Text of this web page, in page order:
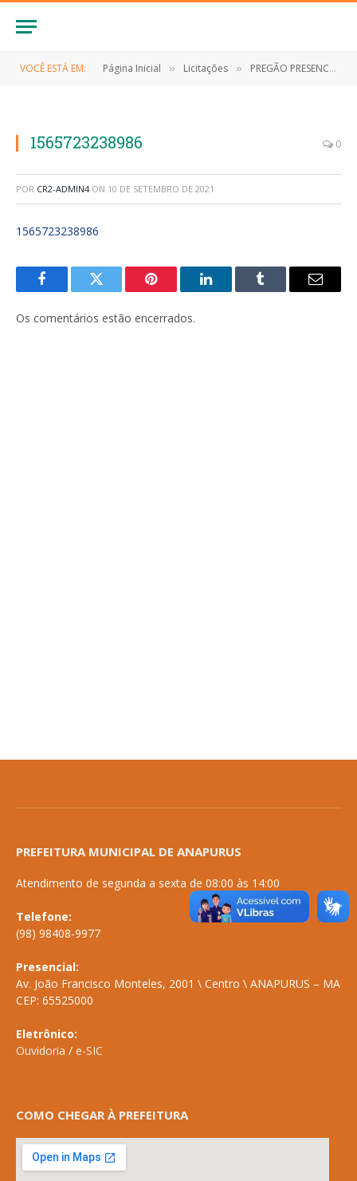
VOCÊ ESTÁ EM: Página Inicial » Licitações » PREGÃO PRESENCIAL Nº 012/2019 (EVENTUAL CONTRATAÇÃO DE EMPRESA ESPECIALIZADA NA MANUTENÇÃO DE SISTEMAS DE ABASTECIMENTO DE AGUA NO MUNICÍPIO DE ANAPURUS/MA)
1565723238986 0
POR CR2-ADMIN4 ON 10 DE SETEMBRO DE 2021
1565723238986
FacebookTwitter Pinterest LinkedInTumblr
E-
Os comentários estão encerrados.
PREFEITURA MUNICIPAL DE ANAPURUS
Atendimento de segunda a sexta de 08:00 às 14:00
Telefone:
(98) 98408-9977
Presencial:
Av. João Francisco Monteles, 2001 \ Centro \ ANAPURUS – MA
CEP: 65525000
Eletrônico:
Ouvidoria / e-SIC
COMO CHEGAR À PREFEITURA